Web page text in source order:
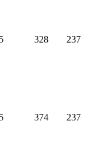
328 237
374 237